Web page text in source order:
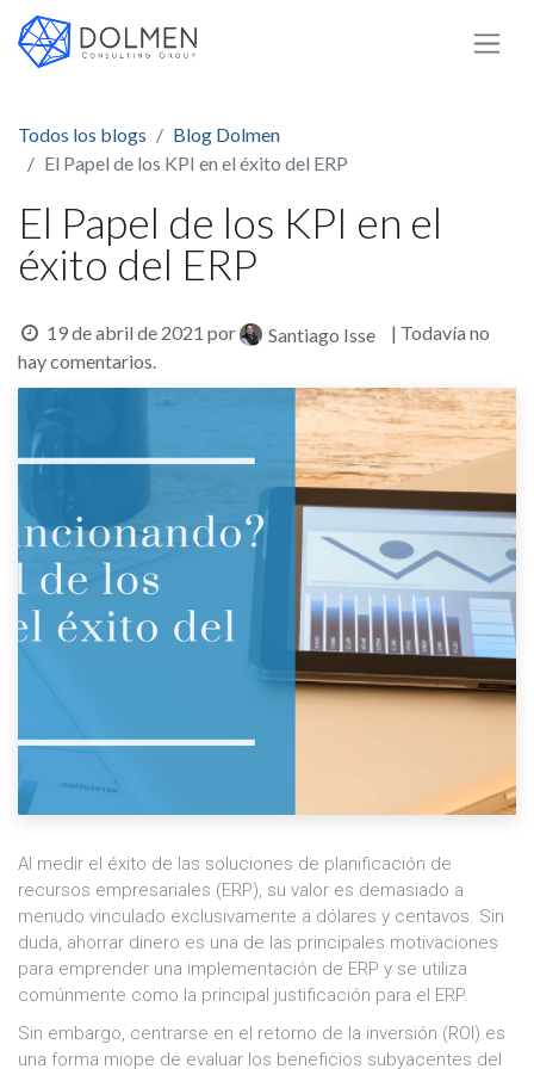
Todos los blogs
Blog Dolmen
El Papel de los KPI en el éxito del ERP
El Papel de los KPI en el
éxito del ERP
19 de abril de 2021 por Santiago Isse
| Todavía no
hay comentarios.
Al medir el éxito de las soluciones de planificación de
recursos empresariales (ERP), su valor es demasiado a
menudo vinculado exclusivamente a dólares y centavos. Sin
duda, ahorrar dinero es una de las principales motivaciones
para emprender una implementación de ERP y se utiliza
comúnmente como la principal justificación para el ERP.
Sin embargo, centrarse en el retorno de la inversión (ROI) es
una forma miope de evaluar los beneficios subyacentes del